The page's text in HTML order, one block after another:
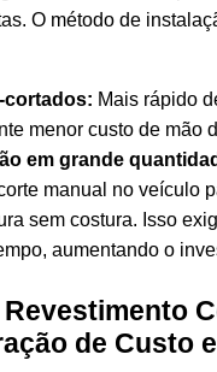
O método de
cortados: Mais rápido
menor custo de mão
em grande
manual no veículo
sem costura. Isso
aumentando o
Revestimento
de Custo